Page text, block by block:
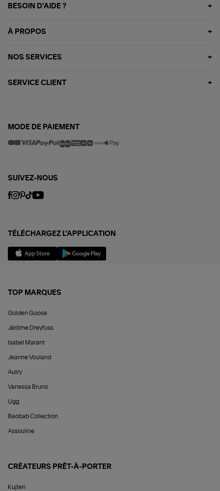
BESOIN D'AIDE ?
À PROPOS
NOS SERVICES
SERVICE CLIENT
MODE DE PAIEMENT
SUIVEZ-NOUS
TÉLÉCHARGEZ L'APPLICATION
TOP MARQUES
Golden Goose
Jérôme Dreyfuss
Isabel Marant
Jeanne Vouland
Autry
Vanessa Bruno
Ugg
Baobab Collection
Assouline
CRÉATEURS PRÊT-À-PORTER
Kujten